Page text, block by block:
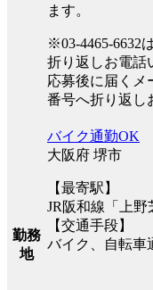
ます。
※03-4465-6632
折り返しお電話
応募後に届くメ
番号へ折り返し
勤務
地
バイク通勤OK
大阪府 堺市
【最寄駅】
JR阪和線「上野
【交通手段】
バイク、自転車